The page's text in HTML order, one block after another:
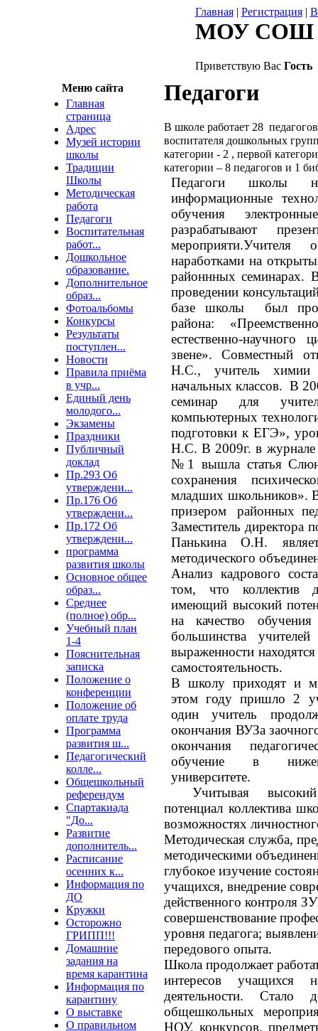
Главная| Регистрация|
МОУ СОШ
Приветствую Вас Гость
Меню сайта
Главная
страница
Адрес
Музей истории
школы
Традиции
Школы
Методическая
работа
Педагоги
Воспитательная
работ...
Дошкольное
образование.
Дополнительное
образ...
Фотоальбомы
Конкурсы
Результаты
поступлен...
Новости
Правила приёма
в учр...
Единый день
молодого...
Экзамены
Праздники
Публичный
доклад
Пр.293 Об
утверждени...
Пр.176 Об
утверждени...
Пр.172 Об
утверждени...
программа
развития школы
Основное общее
образ...
Среднее
(полное) обр...
Учебный план
1-4
Пояснительная
записка
Положение о
конференции
Положение об
оплате труда
Программа
развития ш...
Педагогический
колле...
Общешкольный
референдум
Спартакиада
"До...
Развитие
дополнитель...
Расписание
осенних к...
Информация по
ДО
Кружки
Осторожно
ГРИПП!!!
Домашние
задания на
время карантина
Информация по
карантину
О выставке
О правильном
Педагоги
В школе работает 28
воспитателя дошкольных
категории - 2 , первой
категории – 8 педагогов и 1
Педагоги школы
информационные
обучения
разрабатывают
наработками на
районнных семинарах.
проведении
базе школы был
района:
естественно-
звене». Совместный
Н.С., учитель
начальных классов. В
семинар для
компьютерных
подготовки к ЕГЭ»,
Н.С. В 2009г. в журнале
№1 вышла статья
сохранения
младших школьников».
призером районных
Заместитель директора
Панькина О.Н.
методического
Анализ кадрового
том, что коллектив
имеющий высокий
на качество
большинства
выраженности
самостоятельность.
В школу приходят и
этом году пришло 2
один учитель
окончания ВУЗа
окончания
обучение в
университете.
Учитывая высокий
потенциал коллектива
возможностях
Методическая служба,
методическими
глубокое изучение
учащихся, внедрение
действенного контроля
совершенствование
уровня педагога;
передового опыта.
Школа продолжает
интересов
деятельности. Стало
общешкольных
НОУ, конкурсов,